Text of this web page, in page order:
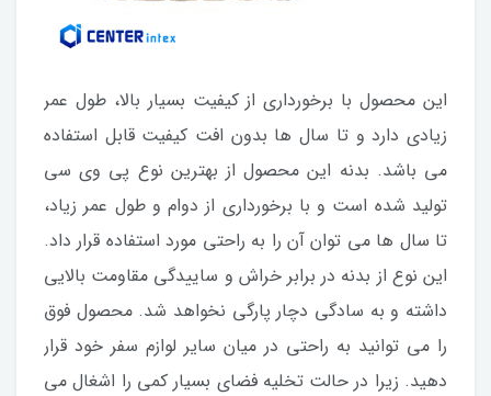
این محصول با برخورداری از کیفیت بسیار بالا، طول عمر
زیادی دارد و تا سال ها بدون افت کیفیت قابل استفاده
می باشد. بدنه این محصول از بهترین نوع پی وی سی
تولید شده است و با برخورداری از دوام و طول عمر زیاد،
تا سال ها می توان آن را به راحتی مورد استفاده قرار داد.
این نوع از بدنه در برابر خراش و ساییدگی مقاومت بالایی
داشته و به سادگی دچار پارگی نخواهد شد. محصول فوق
را می توانید به راحتی در میان سایر لوازم سفر خود قرار
دهید. زیرا در حالت تخلیه فضای بسیار کمی را اشغال می